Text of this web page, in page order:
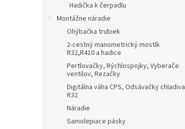
Hadička k čerpadlu
Montážne náradie
Ohýbačka trubiek
2-cestný manometrický mostík
R32,R410 a hadice
Pertlovačky, Rýchlospojky, Vyberače
ventilov, Rezačky
Digitálna váha CPS, Odsávačky chladiva
R32
Náradie
Samolepiace pásky